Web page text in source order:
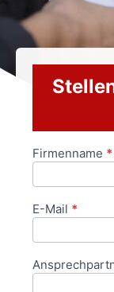
Firmenname *
E-Mail *